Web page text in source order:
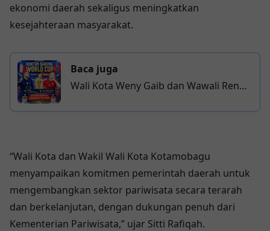
ekonomi daerah sekaligus meningkatkan
kesejahteraan masyarakat.
Baca juga
Wali Kota Weny Gaib dan Wawali Rendy
“Wali Kota dan Wakil Wali Kota Kotamobagu
menyampaikan komitmen pemerintah daerah untuk
mengembangkan sektor pariwisata secara terarah
dan berkelanjutan, dengan dukungan penuh dari
Kementerian Pariwisata,” ujar Sitti Rafiqah.